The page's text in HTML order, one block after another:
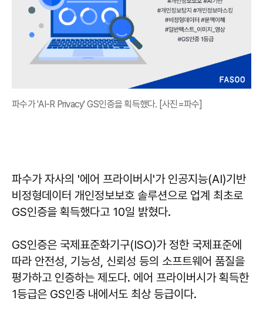
파수가 'AI-R Privacy' GS인증을 획득했다. [사진=파수]
파수가 자사의 '에어 프라이버시'가 인공지능(AI)기반
비정형데이터 개인정보보호 솔루션으로 업계 최초로
GS인증을 획득했다고 10일 밝혔다.
GS인증은 국제표준화기구(ISO)가 정한 국제표준에
따라 안전성, 기능성, 신뢰성 등의 소프트웨어 품질을
평가하고 인증하는 제도다. 에어 프라이버시가 획득한
1등급은 GS인증 내에서도 최상 등급이다.